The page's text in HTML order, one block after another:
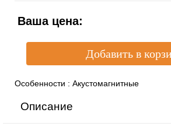
Ваша цена:
Особенности : Акустомагнитные
Описание